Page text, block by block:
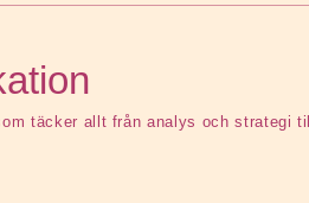
täcker allt från analys och strategi till